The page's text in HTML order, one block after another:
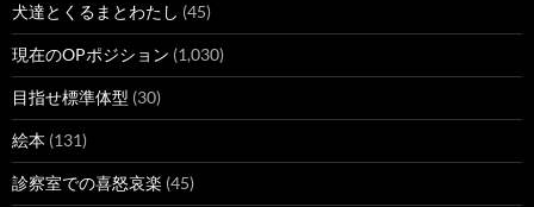
犬達とくるまとわたし (45)
現在のOPポジション (1,030)
目指せ標準体型 (30)
絵本 (131)
診察室での喜怒哀楽 (45)